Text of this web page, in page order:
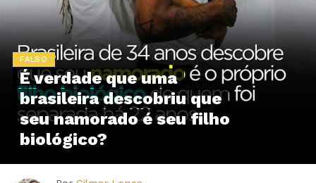
FALSO
É verdade que uma
brasileira descobriu que
seu namorado é seu filho
biológico?